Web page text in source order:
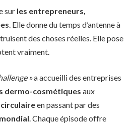
sur les entrepreneurs,
. Elle donne du temps d’antenne à
des choses réelles. Elle pose
vraiment.
»a accueilli des entreprises
dermo-cosmétiques aux
en passant par des
. Chaque épisode offre